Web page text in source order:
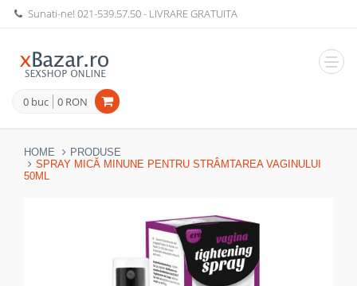
Sunati-ne!021-539.57.50- LIVRARE GRATUITA
0 buc 0 RON
HOME
PRODUSE
SPRAY MICĂ MINUNE PENTRU STRÂMTAREA VAGINULUI
50ML